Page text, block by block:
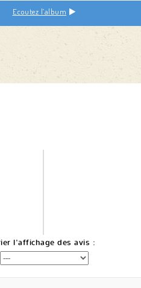
Ecoutez l’album
l'affichage des avis :